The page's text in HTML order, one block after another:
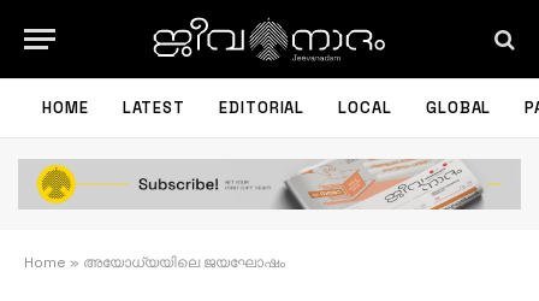
HOME LATEST EDITORIAL LOCAL GLOBAL
Home » അയോധ്യയിലെ ജയഘോഷം